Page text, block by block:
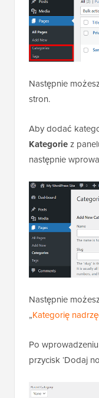
Następnie
stron.
Aby dodać
Kategoriez
następnie
Następnie
„Kategorię
Po
przycisk ‘Dodaj